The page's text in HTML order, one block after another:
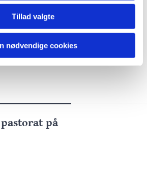
Tillad valgte
nødvendige cookies
på